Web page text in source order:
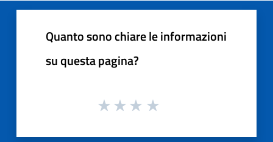
Quanto sono chiare le informazioni
su questa pagina?